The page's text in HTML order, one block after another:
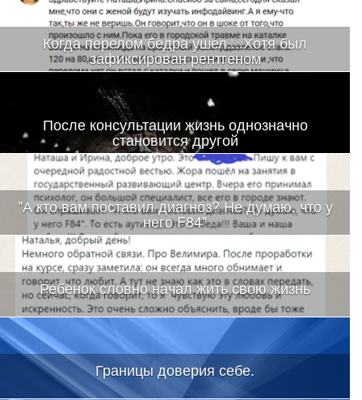
Когда перелом бедра ушел....Хотя был
зафиксирован рентгеном
После консультации жизнь однозначно
становится другой
"А кто вам поставил диагноз? Не думаю, что у
него F84"
Ребенок словно начал жить свою жизнь
Границы доверия себе.